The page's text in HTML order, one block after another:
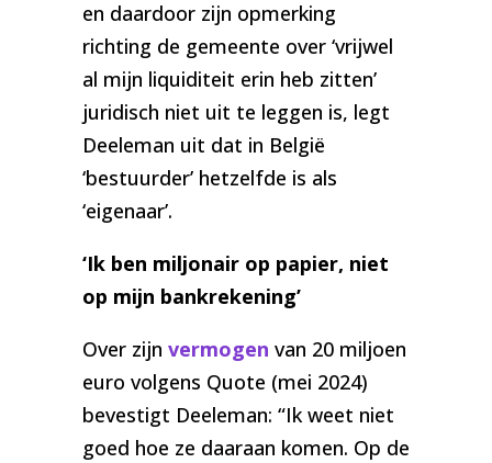
en daardoor zijn opmerking
richting de gemeente over ‘vrijwel
al mijn liquiditeit erin heb zitten’
juridisch niet uit te leggen is, legt
Deeleman uit dat in België
‘bestuurder’ hetzelfde is als
‘eigenaar’.
‘Ik ben miljonair op papier, niet
op mijn bankrekening’
Over zijn vermogen van 20 miljoen
euro volgens Quote (mei 2024)
bevestigt Deeleman: “Ik weet niet
goed hoe ze daaraan komen. Op de